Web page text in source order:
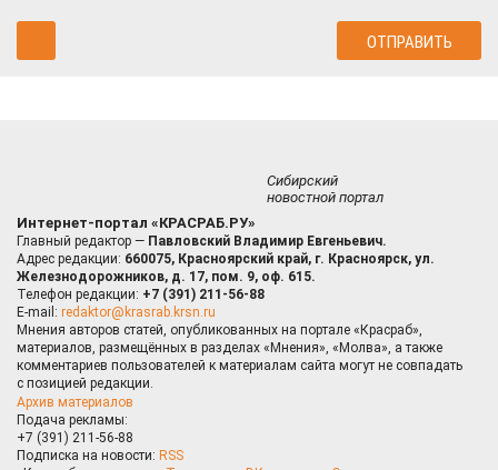
Сибирский
новостной портал
Интернет-портал «КРАСРАБ.РУ»
Главный редактор — Павловский Владимир Евгеньевич.
Адрес редакции: 660075, Красноярский край, г. Красноярск, ул.
Железнодорожников, д. 17, пом. 9, оф. 615.
Телефон редакции: +7 (391) 211-56-88
E-mail: redaktor@krasrab.krsn.ru
Мнения авторов статей, опубликованных на портале «Красраб»,
материалов, размещённых в разделах «Мнения», «Молва», а также
комментариев пользователей к материалам сайта могут не совпадать
с позицией редакции.
Архив материалов
Подача рекламы:
+7 (391) 211-56-88
Подписка на новости: RSS